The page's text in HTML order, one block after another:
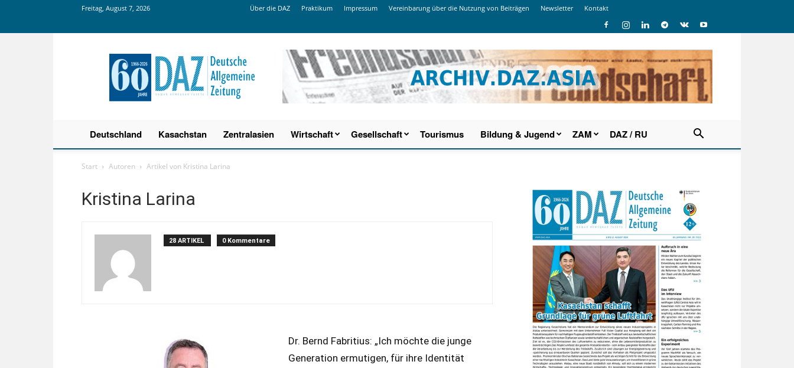
Freitag, August 7, 2026 Über die DAZ Praktikum Impressum Vereinbarung über die Nutzung von Beiträgen Newsletter Kontakt
Deutsche
Allgemeine
Zeitung
Deutschland Kasachstan Zentralasien Wirtschaft Gesellschaft Tourismus Bildung & Jugend ZAM DAZ / RU
Start Autoren Artikel von Kristina Larina
Kristina Larina
28 ARTIKEL 0 Kommentare
Dr. Bernd Fabritius: „Ich möchte die junge
Generation ermutigen, für ihre Identität